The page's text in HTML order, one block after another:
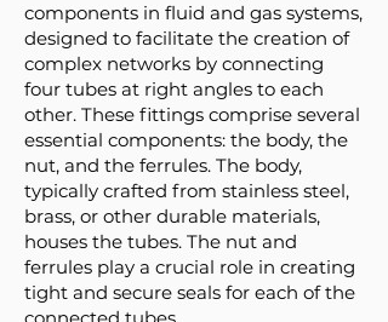
components in fluid and gas systems,
designed to facilitate the creation of
complex networks by connecting
four tubes at right angles to each
other. These fittings comprise several
essential components: the body, the
nut, and the ferrules. The body,
typically crafted from stainless steel,
brass, or other durable materials,
houses the tubes. The nut and
ferrules play a crucial role in creating
tight and secure seals for each of the